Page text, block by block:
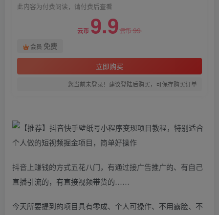
此内容为付费阅读，请付费后查看
云币 9.9云币99
会员 免费
立即购买
您当前未登录！建议登陆后购买，可保存购买订单
抖音上赚钱的方式五花八门，有通过接广告推广的、有自己
直播引流的，有直接视频带货的……
今天所要提到的项目具有零成、个人可操作、不用露脸、不